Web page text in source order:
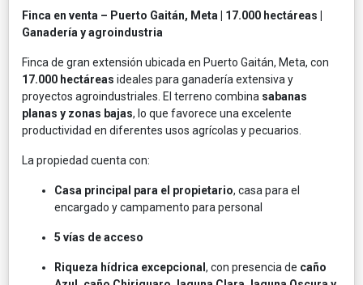
Finca en venta – Puerto Gaitán, Meta | 17.000 hectáreas |
Ganadería y agroindustria
Finca de gran extensión ubicada en Puerto Gaitán, Meta, con
17.000 hectáreas ideales para ganadería extensiva y
proyectos agroindustriales. El terreno combina sabanas
planas y zonas bajas, lo que favorece una excelente
productividad en diferentes usos agrícolas y pecuarios.
La propiedad cuenta con:
Casa principal para el propietario, casa para el
encargado y campamento para personal
5 vías de acceso
Riqueza hídrica excepcional , con presencia de caño